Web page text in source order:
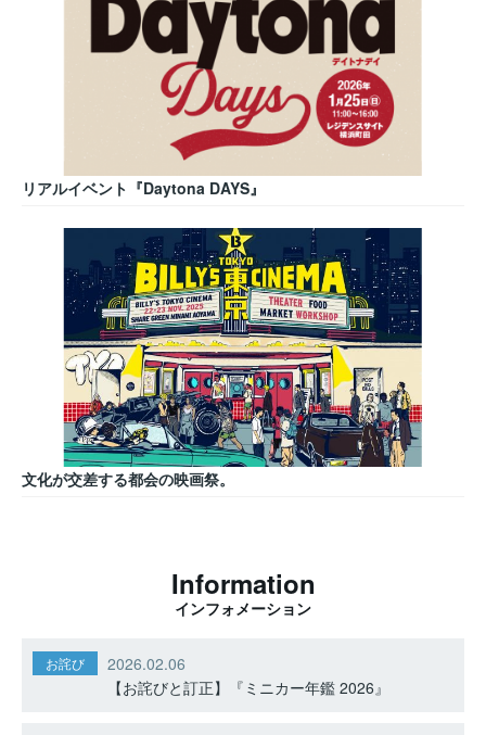
リアルイベント『Daytona DAYS』
文化が交差する都会の映画祭。
Information
インフォメーション
お詫び
2026.02.06
【お詫びと訂正】『ミニカー年鑑 2026』